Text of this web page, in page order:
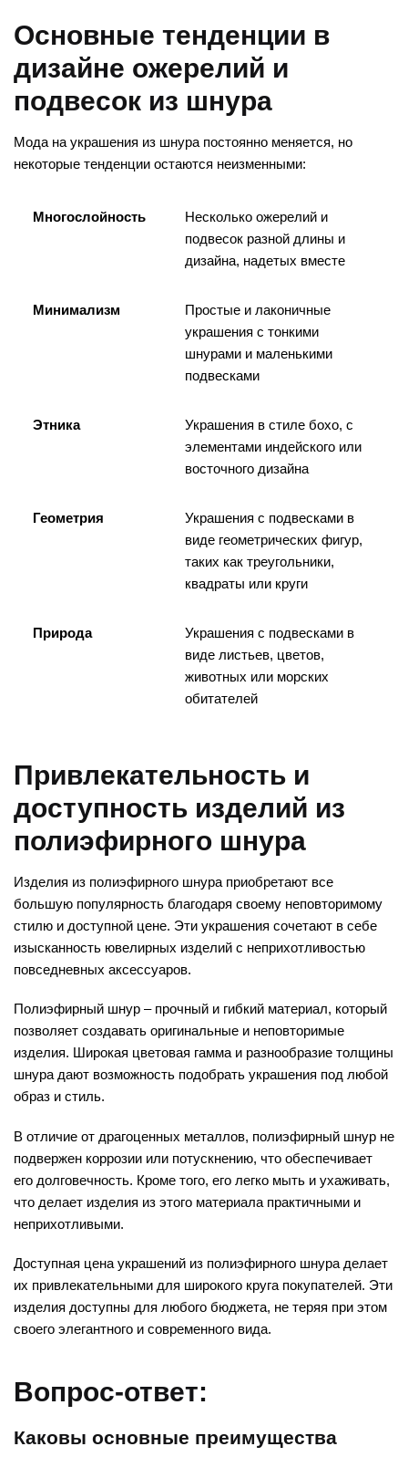
Основные тенденции в
дизайне ожерелий и
подвесок из шнура
Мода на украшения из шнура постоянно меняется, но
некоторые тенденции остаются неизменными:
Многослойность
Несколько ожерелий и
подвесок разной длины и
дизайна, надетых вместе
Минимализм
Простые и лаконичные
украшения с тонкими
шнурами и маленькими
подвесками
Этника
Украшения в стиле бохо, с
элементами индейского или
восточного дизайна
Геометрия
Украшения с подвесками в
виде геометрических фигур,
таких как треугольники,
квадраты или круги
Природа
Украшения с подвесками в
виде листьев, цветов,
животных или морских
обитателей
Привлекательность и
доступность изделий из
полиэфирного шнура
Изделия из полиэфирного шнура приобретают все
большую популярность благодаря своему неповторимому
стилю и доступной цене. Эти украшения сочетают в себе
изысканность ювелирных изделий с неприхотливостью
повседневных аксессуаров.
Полиэфирный шнур – прочный и гибкий материал, который
позволяет создавать оригинальные и неповторимые
изделия. Широкая цветовая гамма и разнообразие толщины
шнура дают возможность подобрать украшения под любой
образ и стиль.
В отличие от драгоценных металлов, полиэфирный шнур не
подвержен коррозии или потускнению, что обеспечивает
его долговечность. Кроме того, его легко мыть и ухаживать,
что делает изделия из этого материала практичными и
неприхотливыми.
Доступная цена украшений из полиэфирного шнура делает
их привлекательными для широкого круга покупателей. Эти
изделия доступны для любого бюджета, не теряя при этом
своего элегантного и современного вида.
Вопрос-ответ:
Каковы основные преимущества